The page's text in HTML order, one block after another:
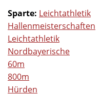
Sparte: Leichtathletik
Hallenmeisterschaften
Leichtathletik
Nordbayerische
60m
800m
Hürden